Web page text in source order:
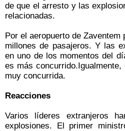
de que el arresto y las
relacionadas.
Por el aeropuerto de Zaventem
millones de pasajeros. Y las
en uno de los momentos del
es más
muy concurrida.
Reacciones
Varios líderes extranjeros
explosiones. El primer